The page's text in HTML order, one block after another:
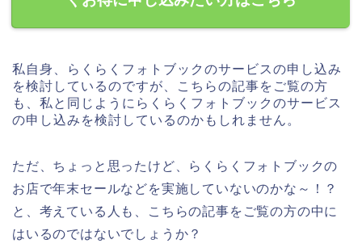
私自身、らくらくフォトブックのサービスの申し込み
を検討しているのですが、こちらの記事をご覧の方
も、私と同じようにらくらくフォトブックのサービス
の申し込みを検討しているのかもしれません。
ただ、ちょっと思ったけど、らくらくフォトブックの
お店で年末セールなどを実施していないのかな～！？
と、考えている人も、こちらの記事をご覧の方の中に
はいるのではないでしょうか？